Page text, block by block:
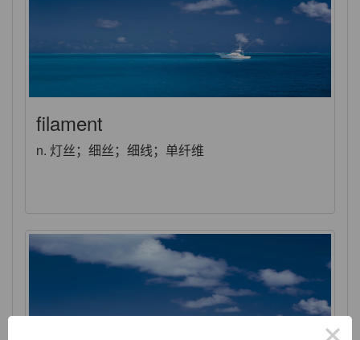
filament
n. 灯丝；细丝；细线；单纤维